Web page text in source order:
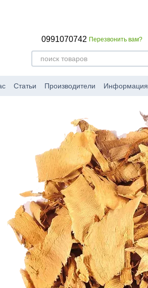
0991070742 Перезвонить вам?
Статьи Производители Информация